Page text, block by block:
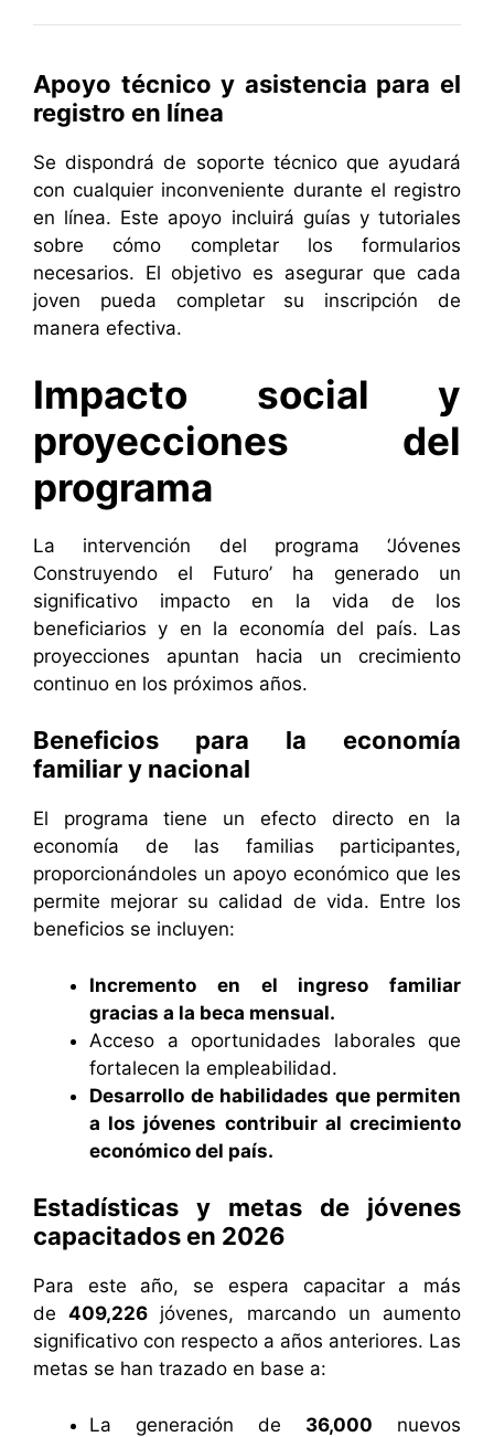
Apoyo técnico y asistencia para el
registro en línea
Se dispondrá de soporte técnico que ayudará
con cualquier inconveniente durante el registro
en línea. Este apoyo incluirá guías y tutoriales
sobre cómo completar los formularios
necesarios. El objetivo es asegurar que cada
joven pueda completar su inscripción de
manera efectiva.
Impacto social y
proyecciones del
programa
La intervención del programa ‘Jóvenes
Construyendo el Futuro’ ha generado un
significativo impacto en la vida de los
beneficiarios y en la economía del país. Las
proyecciones apuntan hacia un crecimiento
continuo en los próximos años.
Beneficios para la economía
familiar y nacional
El programa tiene un efecto directo en la
economía de las familias participantes,
proporcionándoles un apoyo económico que les
permite mejorar su calidad de vida. Entre los
beneficios se incluyen:
Incremento en el ingreso familiar
gracias a la beca mensual.
Acceso a oportunidades laborales que
fortalecen la empleabilidad.
Desarrollo de habilidades que permiten
a los jóvenes contribuir al crecimiento
económico del país.
Estadísticas y metas de jóvenes
capacitados en 2026
Para este año, se espera capacitar a más
de409,226 jóvenes, marcando un aumento
significativo con respecto a años anteriores. Las
metas se han trazado en base a:
La generación de 36,000 nuevos